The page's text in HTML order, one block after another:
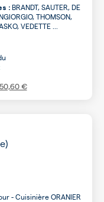
: BRANDT, SAUTER, DE
THOMSON,
VEDETTE ...
50,60 €
- Cuisinière ORANIER